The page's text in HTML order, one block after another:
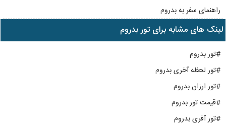
راهنمای سفر به بدروم
لینک های مشابه برای تور بدروم
#تور بدروم
#تور لحظه آخری بدروم
#تور ارزان بدروم
#قیمت تور بدروم
#تور آفری بدروم